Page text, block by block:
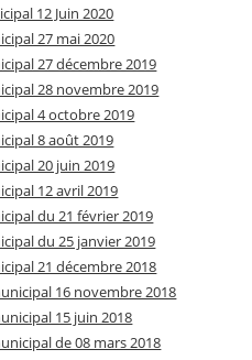
12 Juin 2020
27 mai 2020
27 décembre 2019
28 novembre 2019
4 octobre 2019
8 août 2019
20 juin 2019
12 avril 2019
du 21 février 2019
du 25 janvier 2019
21 décembre 2018
16 novembre 2018
15 juin 2018
de 08 mars 2018